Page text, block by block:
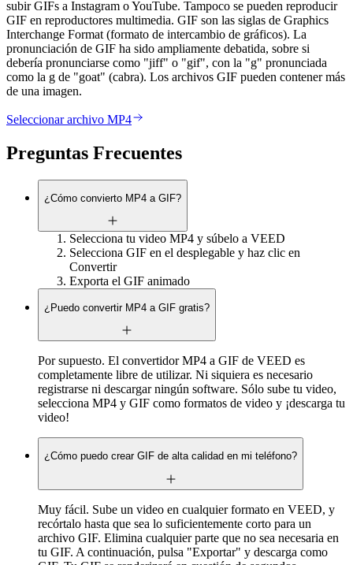
subir GIFs a Instagram o YouTube. Tampoco se pueden reproducir
GIF en reproductores multimedia. GIF son las siglas de Graphics
Interchange Format (formato de intercambio de gráficos). La
pronunciación de GIF ha sido ampliamente debatida, sobre si
debería pronunciarse como "jiff" o "gif", con la "g" pronunciada
como la g de "goat" (cabra). Los archivos GIF pueden contener más
de una imagen.
Seleccionar archivo MP4
Preguntas Frecuentes
¿Cómo convierto MP4 a GIF?
Selecciona tu video MP4 y súbelo a VEED
Selecciona GIF en el desplegable y haz clic en
Convertir
Exporta el GIF animado
¿Puedo convertir MP4 a GIF gratis?
Por supuesto. El convertidor MP4 a GIF de VEED es
completamente libre de utilizar. Ni siquiera es necesario
registrarse ni descargar ningún software. Sólo sube tu video,
selecciona MP4 y GIF como formatos de video y ¡descarga tu
video!
¿Cómo puedo crear GIF de alta calidad en mi teléfono?
Muy fácil. Sube un video en cualquier formato en VEED, y
recórtalo hasta que sea lo suficientemente corto para un
archivo GIF. Elimina cualquier parte que no sea necesaria en
tu GIF. A continuación, pulsa "Exportar" y descarga como